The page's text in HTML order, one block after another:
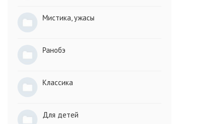
Мистика, ужасы
Ранобэ
Классика
Для детей